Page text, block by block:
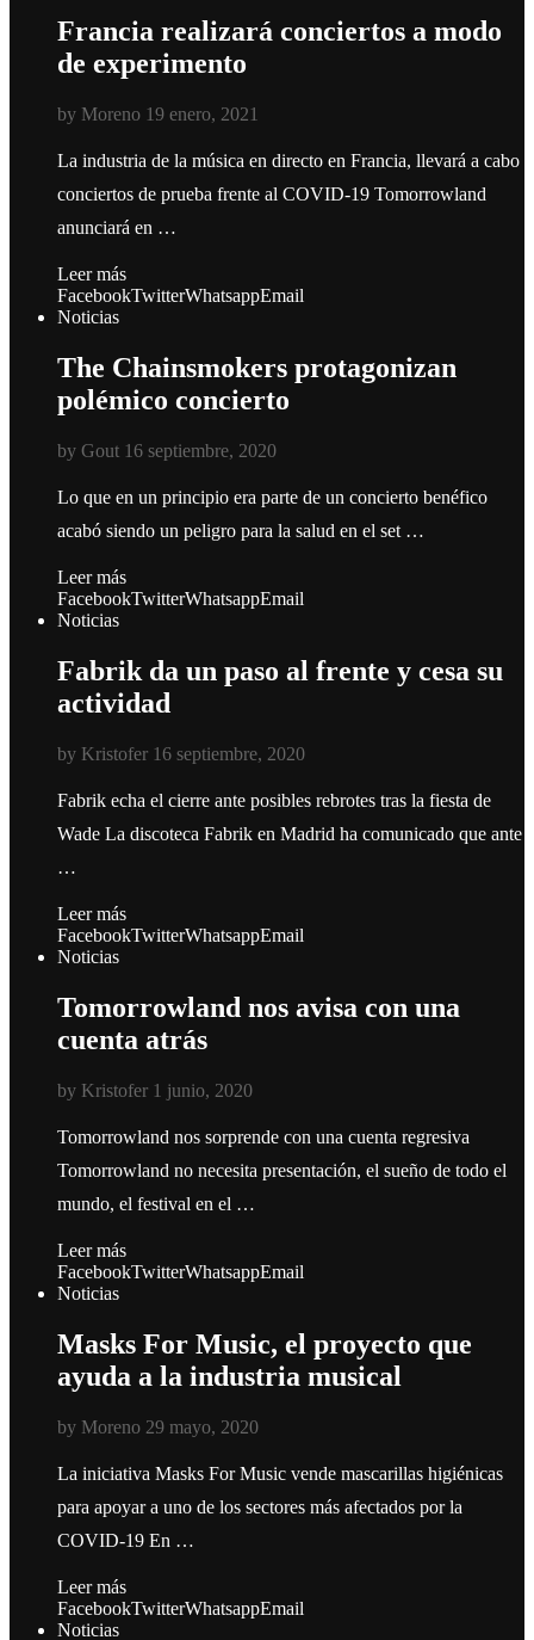
Francia realizará conciertos a modo
de experimento
by Moreno 19 enero, 2021
La industria de la música en directo en Francia, llevará a cabo
conciertos de prueba frente al COVID-19 Tomorrowland
anunciará en …
Leer más
FacebookTwitterWhatsappEmail
Noticias
The Chainsmokers protagonizan
polémico concierto
by Gout 16 septiembre, 2020
Lo que en un principio era parte de un concierto benéfico
acabó siendo un peligro para la salud en el set …
Leer más
FacebookTwitterWhatsappEmail
Noticias
Fabrik da un paso al frente y cesa su
actividad
by Kristofer 16 septiembre, 2020
Fabrik echa el cierre ante posibles rebrotes tras la fiesta de
Wade La discoteca Fabrik en Madrid ha comunicado que ante
…
Leer más
FacebookTwitterWhatsappEmail
Noticias
Tomorrowland nos avisa con una
cuenta atrás
by Kristofer 1 junio, 2020
Tomorrowland nos sorprende con una cuenta regresiva
Tomorrowland no necesita presentación, el sueño de todo el
mundo, el festival en el …
Leer más
FacebookTwitterWhatsappEmail
Noticias
Masks For Music, el proyecto que
ayuda a la industria musical
by Moreno 29 mayo, 2020
La iniciativa Masks For Music vende mascarillas higiénicas
para apoyar a uno de los sectores más afectados por la
COVID-19 En …
Leer más
FacebookTwitterWhatsappEmail
Noticias